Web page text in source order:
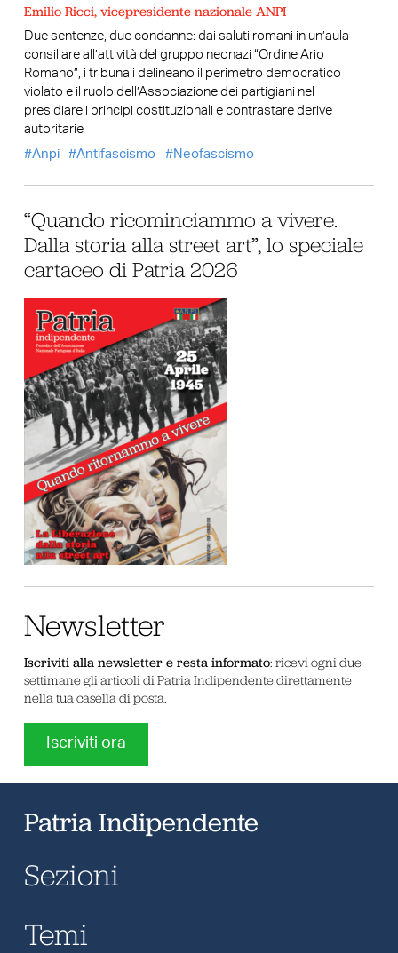
Emilio Ricci, vicepresidente nazionale ANPI
Due sentenze, due condanne: dai saluti romani in un’aula
consiliare all’attività del gruppo neonazi “Ordine Ario
Romano”, i tribunali delineano il perimetro democratico
violato e il ruolo dell’Associazione dei partigiani nel
presidiare i principi costituzionali e contrastare derive
autoritarie
Anpi
Antifascismo Neofascismo
“Quando ricominciammo a vivere.
Dalla storia alla street art”, lo speciale
cartaceo di Patria 2026
Newsletter
Iscriviti alla newsletter e resta informato: ricevi ogni due
settimane gli articoli di Patria Indipendente direttamente
nella tua casella di posta.
Iscriviti ora
Patria Indipendente
Sezioni
Temi